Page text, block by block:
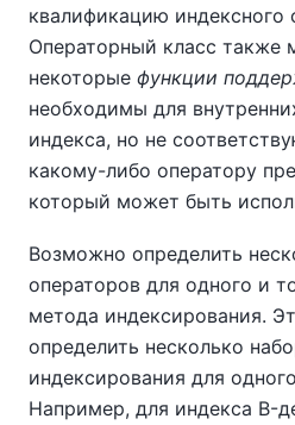
квалификацию индексного
Операторный класс также
некоторые функции
необходимы для
индекса, но не
какому-либо оператору
который может быть
Возможно определить
операторов для одного и
метода индексирования.
определить несколько
индексирования для
Например, для индекса B-